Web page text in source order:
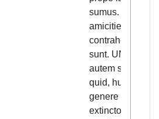
sumus. Nove
amicitie
contrahende
sunt. UNde
autem sive ad
quid, humano
genere pene
extincto, et